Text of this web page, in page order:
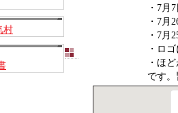
・7月
・7月
・7月
・ロ
・ほ
です
村